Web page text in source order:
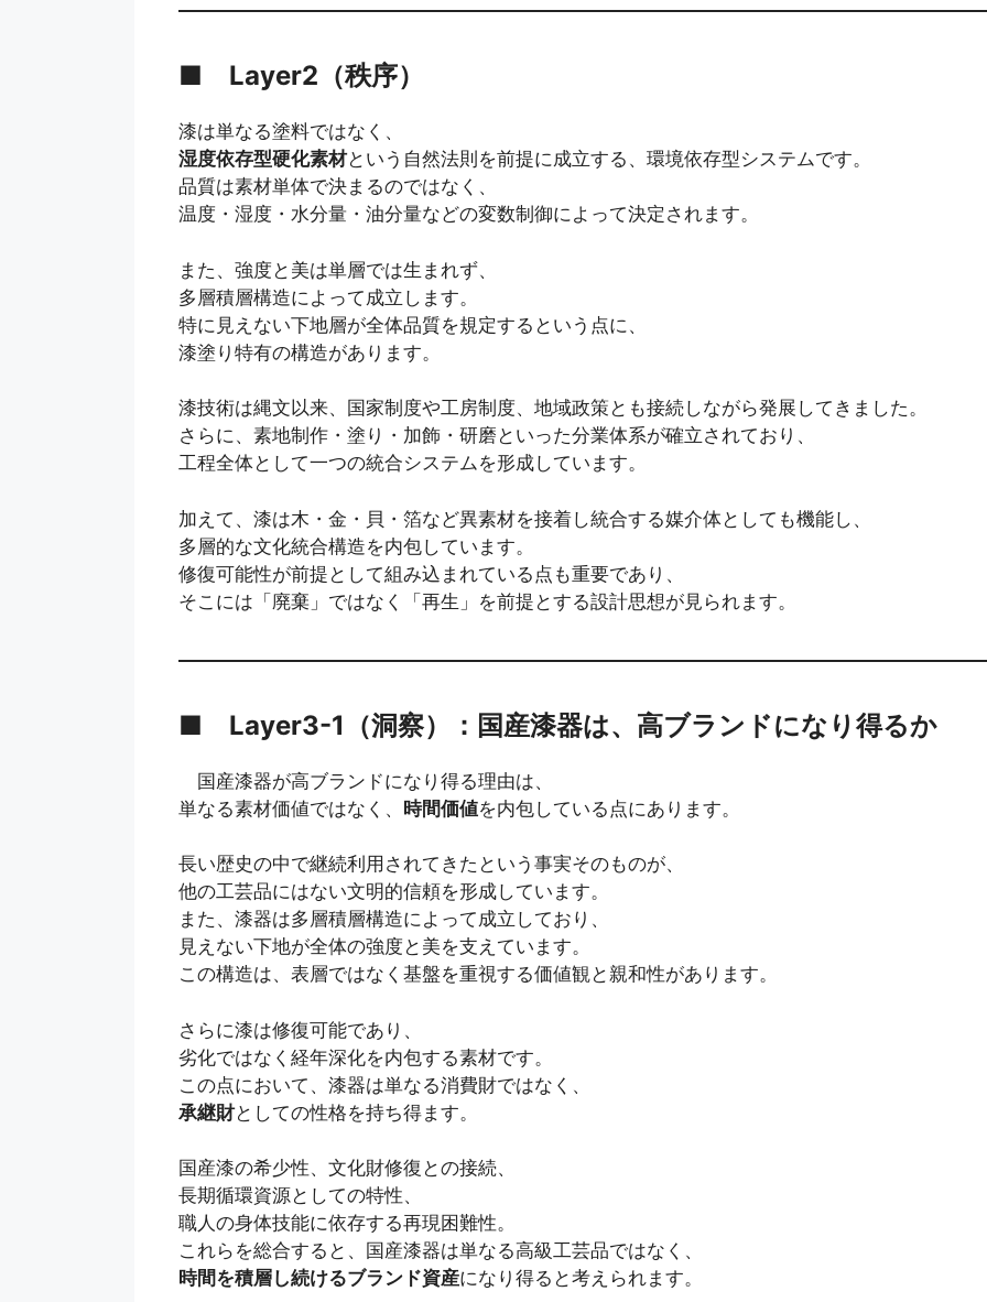
■ Layer2（秩序）
漆は単なる塗料ではなく、
湿度依存型硬化素材という自然法則を前提に成立する、環境依存型システムです。
品質は素材単体で決まるのではなく、
温度・湿度・水分量・油分量などの変数制御によって決定されます。
また、強度と美は単層では生まれず、
多層積層構造によって成立します。
特に見えない下地層が全体品質を規定するという点に、
漆塗り特有の構造があります。
漆技術は縄文以来、国家制度や工房制度、地域政策とも接続しながら発展してきました。
さらに、素地制作・塗り・加飾・研磨といった分業体系が確立されており、
工程全体として一つの統合システムを形成しています。
加えて、漆は木・金・貝・箔など異素材を接着し統合する媒介体としても機能し、
多層的な文化統合構造を内包しています。
修復可能性が前提として組み込まれている点も重要であり、
そこには「廃棄」ではなく「再生」を前提とする設計思想が見られます。
■ Layer3-1（洞察）：国産漆器は、高ブランドになり得るか
国産漆器が高ブランドになり得る理由は、
単なる素材価値ではなく、 時間価値を内包している点にあります。
長い歴史の中で継続利用されてきたという事実そのものが、
他の工芸品にはない文明的信頼を形成しています。
また、漆器は多層積層構造によって成立しており、
見えない下地が全体の強度と美を支えています。
この構造は、表層ではなく基盤を重視する価値観と親和性があります。
さらに漆は修復可能であり、
劣化ではなく経年深化を内包する素材です。
この点において、漆器は単なる消費財ではなく、
承継財としての性格を持ち得ます。
国産漆の希少性、文化財修復との接続、
長期循環資源としての特性、
職人の身体技能に依存する再現困難性。
これらを総合すると、国産漆器は単なる高級工芸品ではなく、
時間を積層し続けるブランド資産になり得ると考えられます。